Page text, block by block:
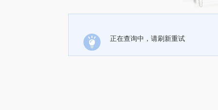
正在查询中，请刷新重试